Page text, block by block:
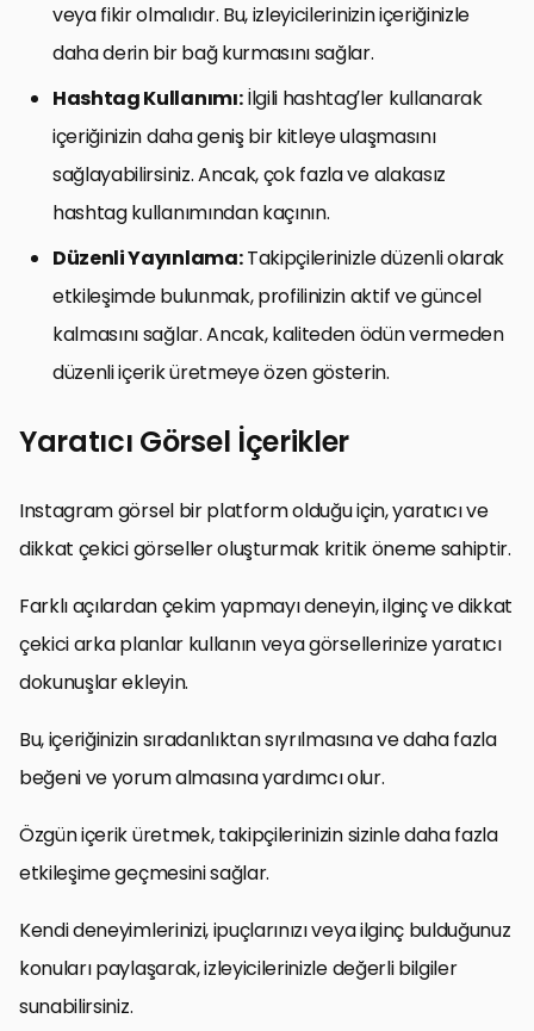
veya fikir olmalıdır. Bu, izleyicilerinizin içeriğinizle
daha derin bir bağ kurmasını sağlar.
Hashtag Kullanımı:İlgili hashtag’ler kullanarak
içeriğinizin daha geniş bir kitleye ulaşmasını
sağlayabilirsiniz. Ancak, çok fazla ve alakasız
hashtag kullanımından kaçının.
Düzenli Yayınlama:Takipçilerinizle düzenli olarak
etkileşimde bulunmak, profilinizin aktif ve güncel
kalmasını sağlar. Ancak, kaliteden ödün vermeden
düzenli içerik üretmeye özen gösterin.
Yaratıcı Görsel İçerikler
Instagram görsel bir platform olduğu için, yaratıcı ve
dikkat çekici görseller oluşturmak kritik öneme sahiptir.
Farklı açılardan çekim yapmayı deneyin, ilginç ve dikkat
çekici arka planlar kullanın veya görsellerinize yaratıcı
dokunuşlar ekleyin.
Bu, içeriğinizin sıradanlıktan sıyrılmasına ve daha fazla
beğeni ve yorum almasına yardımcı olur.
Özgün içerik üretmek, takipçilerinizin sizinle daha fazla
etkileşime geçmesini sağlar.
Kendi deneyimlerinizi, ipuçlarınızı veya ilginç bulduğunuz
konuları paylaşarak, izleyicilerinizle değerli bilgiler
sunabilirsiniz.